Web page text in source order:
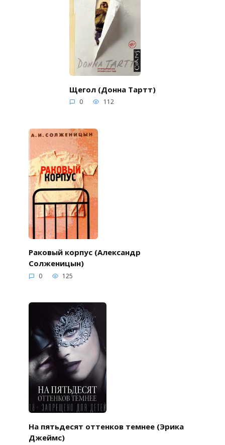
Щегол (Донна Тартт)
0 112
Раковый корпус (Александр
Солженицын)
0 125
На пятьдесят оттенков темнее (Эрика
Джеймс)